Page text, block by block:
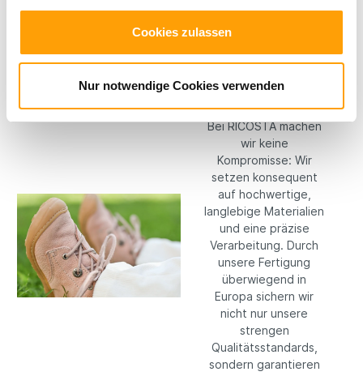
Cookies zulassen
Nur notwendige Cookies verwenden
Hochwertige
Materialien
Bei RICOSTA machen
wir keine
Kompromisse: Wir
setzen konsequent
auf hochwertige,
langlebige Materialien
und eine präzise
Verarbeitung. Durch
unsere Fertigung
überwiegend in
Europa sichern wir
nicht nur unsere
strengen
Qualitätsstandards,
sondern garantieren